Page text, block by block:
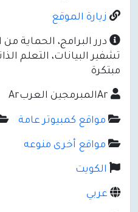
زيارة الموقع
درر البرامج، الحماية من
تشفير البيانات، التعلم
مبتكرة
مواقع كمبيوتر عامة
مواقع أخرى منوعه
الكويت
عربي